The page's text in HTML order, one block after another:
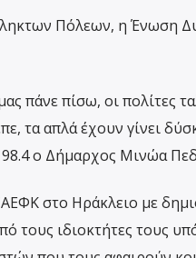
Πόλεων, η Ένωση
πάνε πίσω, οι πολίτες
τα απλά έχουν γίνει
ο Δήμαρχος Μινώα
στο Ηράκλειο με
τους ιδιοκτήτες τους